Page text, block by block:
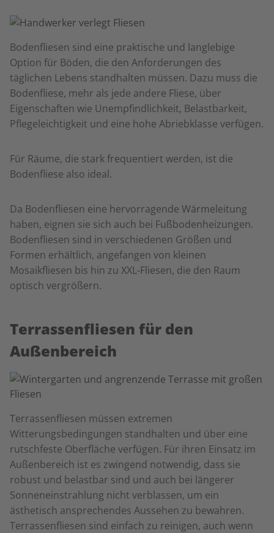
Bodenfliesen sind eine praktische und langlebige
Option für Böden, die den Anforderungen des
täglichen Lebens standhalten müssen. Dazu muss die
Bodenfliese, mehr als jede andere Fliese, über
Eigenschaften wie Unempfindlichkeit, Belastbarkeit,
Pflegeleichtigkeit und eine hohe Abriebklasse verfügen.
Für Räume, die stark frequentiert werden, ist die
Bodenfliese also ideal.
Da Bodenfliesen eine hervorragende Wärmeleitung
haben, eignen sie sich auch bei Fußbodenheizungen.
Bodenfliesen sind in verschiedenen Größen und
Formen erhältlich, angefangen von kleinen
Mosaikfliesen bis hin zu XXL-Fliesen, die den Raum
optisch vergrößern.
Terrassenfliesen für den
Außenbereich
Terrassenfliesen müssen extremen
Witterungsbedingungen standhalten und über eine
rutschfeste Oberfläche verfügen. Für ihren Einsatz im
Außenbereich ist es zwingend notwendig, dass sie
robust und belastbar sind und auch bei längerer
Sonneneinstrahlung nicht verblassen, um ein
ästhetisch ansprechendes Aussehen zu bewahren.
Terrassenfliesen sind einfach zu reinigen, auch wenn